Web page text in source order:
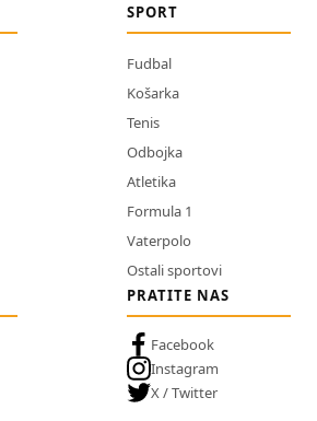
SPORT
Fudbal
Košarka
Tenis
Odbojka
Atletika
Formula 1
Vaterpolo
Ostali sportovi
PRATITE NAS
Facebook
Instagram
X / Twitter